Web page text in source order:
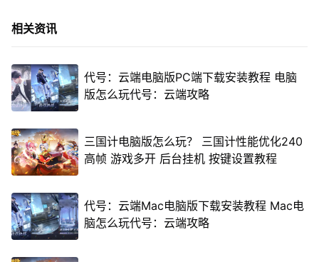
相关资讯
代号：云端电脑版PC端下载安装教程 电脑
版怎么玩代号：云端攻略
三国计电脑版怎么玩？ 三国计性能优化240
高帧 游戏多开 后台挂机 按键设置教程
代号：云端Mac电脑版下载安装教程 Mac电
脑怎么玩代号：云端攻略